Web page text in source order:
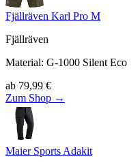
Fjällräven Karl Pro M
Fjällräven
Material: G-1000 Silent Eco
ab 79,99 €
Zum Shop →
Maier Sports Adakit